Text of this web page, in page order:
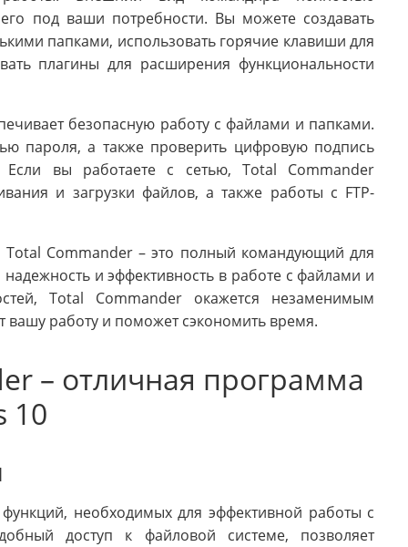
под ваши потребности. Вы можете создавать
папками, использовать горячие клавиши для
плагины для расширения функциональности
безопасную работу с файлами и папками.
пароля, а также проверить цифровую подпись
вы работаете с сетью, Total Commander
и загрузки файлов, а также работы с FTP-
Total Commander – это полный командующий для
и эффективность в работе с файлами и
Total Commander окажется незаменимым
вашу работу и поможет сэкономить время.
– отличная программа
10
необходимых для эффективной работы с
доступ к файловой системе, позволяет